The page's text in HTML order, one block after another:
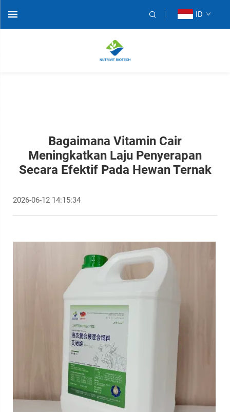
ID
Bagaimana Vitamin Cair
Meningkatkan Laju Penyerapan
Secara Efektif Pada Hewan Ternak
2026-06-12 14:15:34